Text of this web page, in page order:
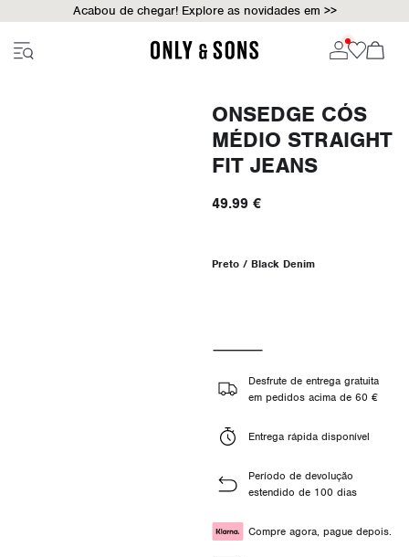
Acabou de chegar! Explore as novidades em >>
ONSEDGE CÓS
MÉDIO STRAIGHT
FIT JEANS
49.99 €
Preto / Black Denim
Desfrute de entrega gratuita
em pedidos acima de 60 €
Entrega rápida disponível
Período de devolução
estendido de 100 dias
Compre agora, pague depois.